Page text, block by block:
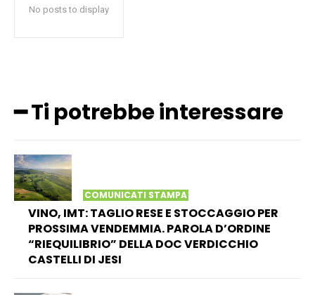
No posts to display
━ Ti potrebbe interessare
COMUNICATI STAMPA
VINO, IMT: TAGLIO RESE E STOCCAGGIO PER
PROSSIMA VENDEMMIA. PAROLA D’ORDINE
“RIEQUILIBRIO” DELLA DOC VERDICCHIO
CASTELLI DI JESI